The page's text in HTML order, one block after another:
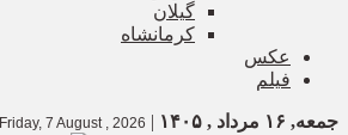
گیلان
کرمانشاه
عکس
فیلم
جمعه, ۱۶ مرداد , ۱۴۰۵ |
Friday, 7 August , 2026